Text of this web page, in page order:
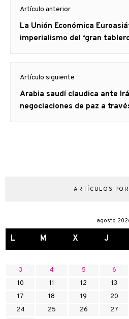
de
entradas
Artículo anterior
Artículo
anterior
La Unión Económica
imperialismo del ‘gran
Artículo siguiente
Artículo
siguiente:
Arabia saudí claudica ante
negociaciones de paz a
ARTÍCULOS
agosto
L M X J
3
4 5 6
10
11 12 13
17
18 19 20
24
25 26 27